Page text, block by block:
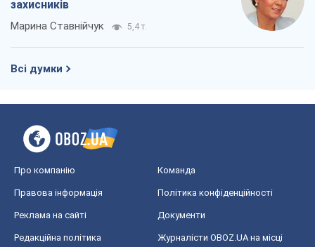
захисників
Марина Ставнійчук 5,4 т.
Всі думки
Про компанію Команда
Правова інформація Політика конфіденційності
Реклама на сайті Документи
Редакційна політика
Журналісти OBOZ.UA на місці